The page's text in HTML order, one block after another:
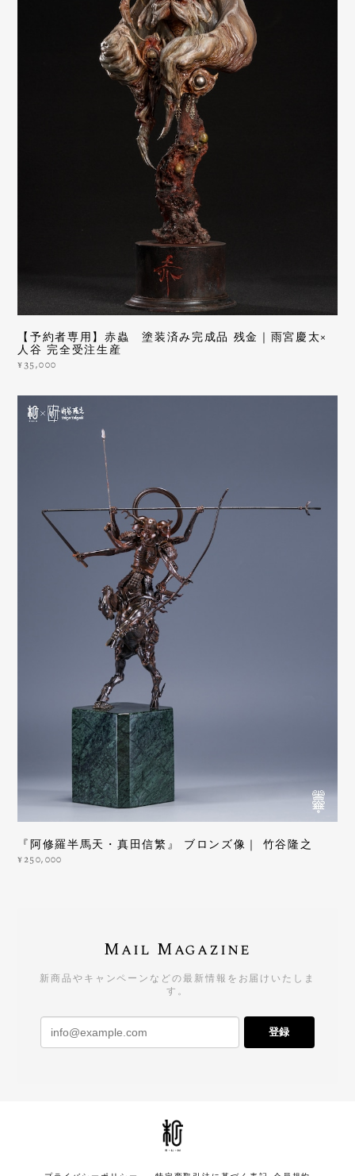
【予約者専用】赤蟲 塗装済み完成品 残金｜雨宮慶太×
人谷 完全受注生産
¥35,000
『阿修羅半馬天・真田信繁』 ブロンズ像｜ 竹谷隆之
¥250,000
Mail Magazine
新商品やキャンペーンなどの最新情報をお届けいたしま
す。
登録